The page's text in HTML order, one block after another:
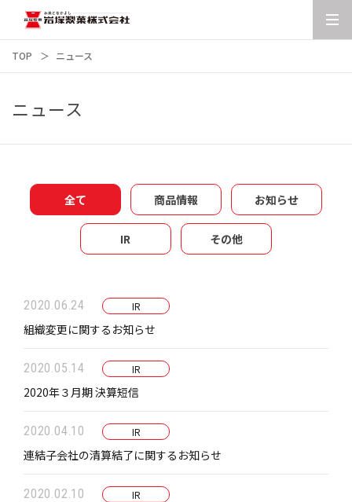
TOP ニュース
ニュース
全て 商品情報 お知らせ
IR その他
2020.06.24 IR
組織変更に関するお知らせ
2020.05.14 IR
2020年３月期 決算短信
2020.04.10 IR
連結子会社の清算結了に関するお知らせ
2020.02.10 IR